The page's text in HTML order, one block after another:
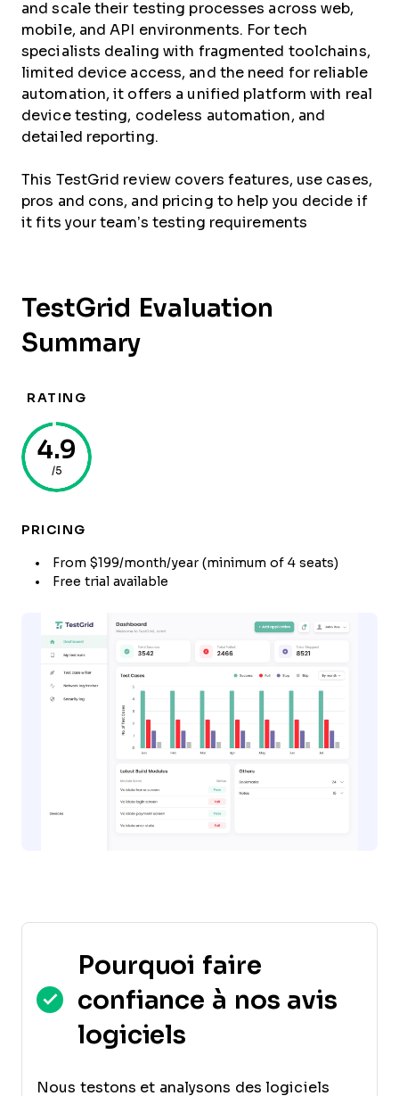
and scale their testing processes across web,
mobile, and API environments. For tech
specialists dealing with fragmented toolchains,
limited device access, and the need for reliable
automation, it offers a unified platform with real
device testing, codeless automation, and
detailed reporting.
This TestGrid review covers features, use cases,
pros and cons, and pricing to help you decide if
it fits your team’s testing requirements
TestGrid Evaluation
Summary
RATING
4.9
/5
PRICING
From $199/month/year (minimum of 4 seats)
Free trial available
Pourquoi faire
confiance à nos avis
logiciels
Nous testons et analysons des logiciels